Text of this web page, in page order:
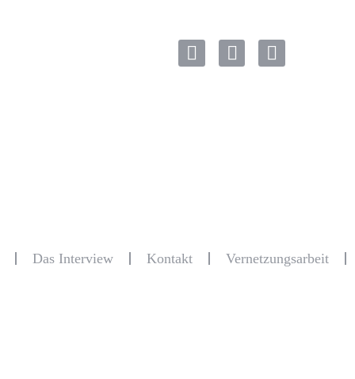
Das Interview Kontakt Vernetzungsarbeit